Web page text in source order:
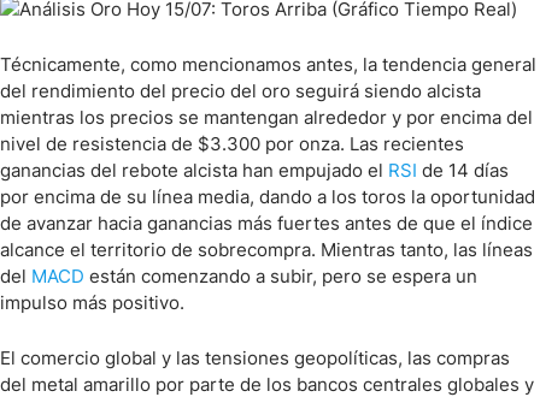
Técnicamente, como mencionamos antes, la tendencia general
del rendimiento del precio del oro seguirá siendo alcista
mientras los precios se mantengan alrededor y por encima del
nivel de resistencia de $3.300 por onza. Las recientes
ganancias del rebote alcista han empujado el RSI de 14 días
por encima de su línea media, dando a los toros la oportunidad
de avanzar hacia ganancias más fuertes antes de que el índice
alcance el territorio de sobrecompra. Mientras tanto, las líneas
del MACD están comenzando a subir, pero se espera un
impulso más positivo.
El comercio global y las tensiones geopolíticas, las compras
del metal amarillo por parte de los bancos centrales globales y